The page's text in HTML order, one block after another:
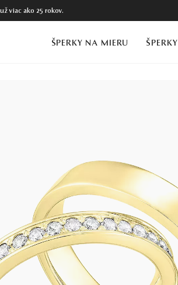
viac ako 25 rokov.
ŠPERKY NA MIERU ŠPERKY